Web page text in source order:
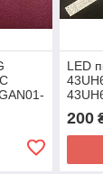
LED
200